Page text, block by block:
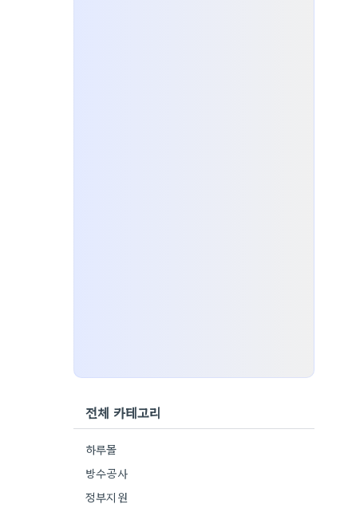
전체 카테고리
하루몰
방수공사
정부지원